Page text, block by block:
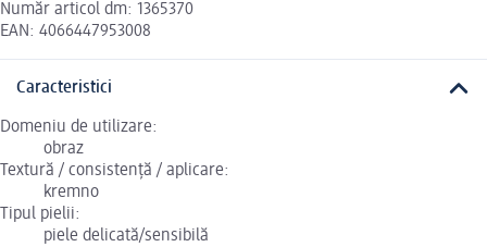
Număr articol dm: 1365370
EAN: 4066447953008
Caracteristici
Domeniu de utilizare:
obraz
Textură / consistență / aplicare:
kremno
Tipul pielii:
piele delicată/sensibilă